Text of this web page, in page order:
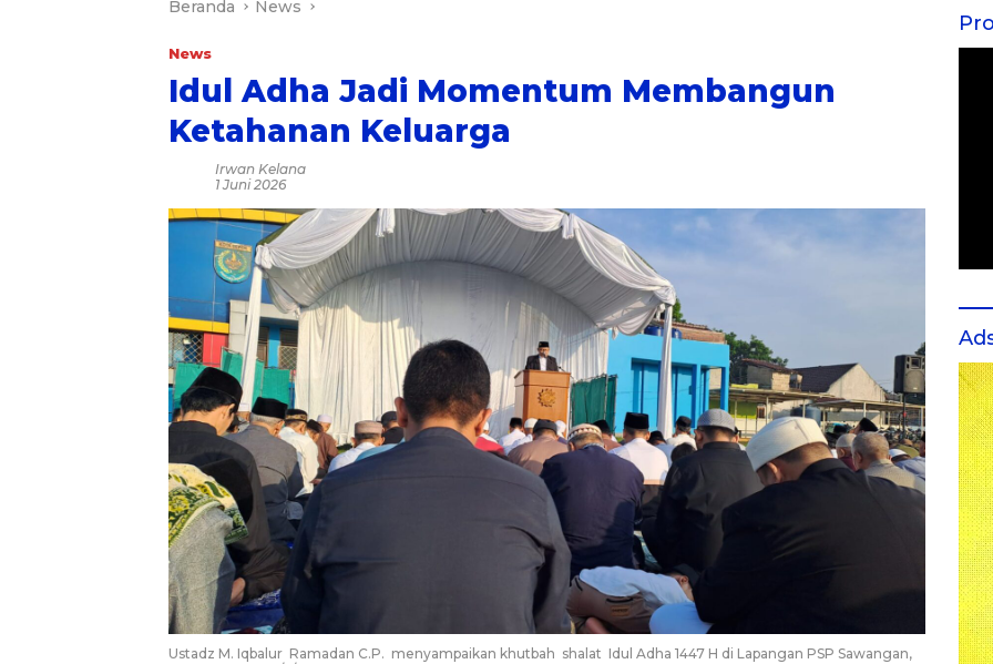
Beranda News
News
Idul Adha Jadi Momentum Membangun
Ketahanan Keluarga
Irwan Kelana
1 Juni 2026
Ustadz M. Iqbalur Ramadan C.P. menyampaikan khutbah shalat Idul Adha 1447 H di Lapangan PSP Sawangan,